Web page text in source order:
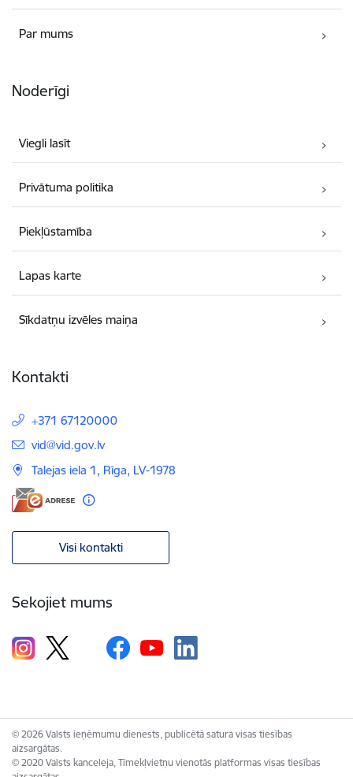
Par mums
Noderīgi
Viegli lasīt
Privātuma politika
Piekļūstamība
Lapas karte
Sīkdatņu izvēles maiņa
Kontakti
+371 67120000
E-pasts:
vid@vid.gov.lv
Talejas iela 1, Rīga, LV-1978
Visi kontakti
Sekojiet mums
© 2026 Valsts ieņēmumu dienests, publicētā satura visas tiesības
aizsargātas.
© 2020 Valsts kanceleja, Tīmekļvietņu vienotās platformas visas tiesības